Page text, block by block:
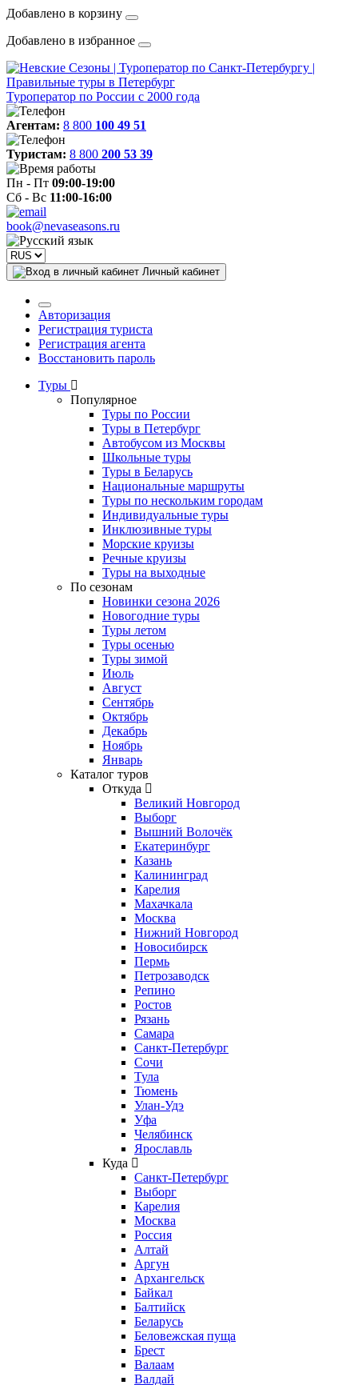
Добавлено в корзину
Добавлено в избранное
Туроператор по России с 2000 года
Агентам: 8 800 100 49 51
Туристам: 8 800 200 53 39
Пн - Пт 09:00-19:00
Сб - Вс 11:00-16:00
book@nevaseasons.ru
Личный кабинет
Авторизация
Регистрация туриста
Регистрация агента
Восстановить пароль
Туры
Популярное
Туры по России
Туры в Петербург
Автобусом из Москвы
Школьные туры
Туры в Беларусь
Национальные маршруты
Туры по нескольким городам
Индивидуальные туры
Инклюзивные туры
Морские круизы
Речные круизы
Туры на выходные
По сезонам
Новинки сезона 2026
Новогодние туры
Туры летом
Туры осенью
Туры зимой
Июль
Август
Сентябрь
Октябрь
Декабрь
Ноябрь
Январь
Каталог туров
Откуда
Великий Новгород
Выборг
Вышний Волочёк
Екатеринбург
Казань
Калининград
Карелия
Махачкала
Москва
Нижний Новгород
Новосибирск
Пермь
Петрозаводск
Репино
Ростов
Рязань
Самара
Санкт-Петербург
Сочи
Тула
Тюмень
Улан-Удэ
Уфа
Челябинск
Ярославль
Куда
Санкт-Петербург
Выборг
Карелия
Москва
Россия
Алтай
Аргун
Архангельск
Байкал
Балтийск
Беларусь
Беловежская пуща
Брест
Валаам
Валдай